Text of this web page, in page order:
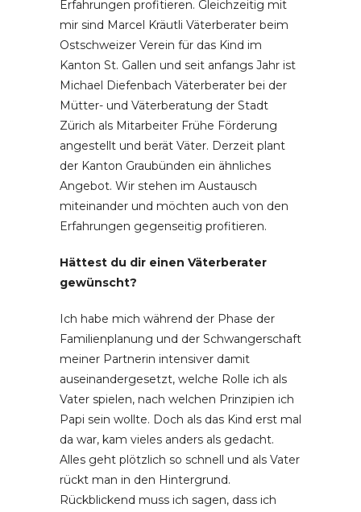
Erfahrungen profitieren. Gleichzeitig mit
mir sind Marcel Kräutli Väterberater beim
Ostschweizer Verein für das Kind im
Kanton St. Gallen und seit anfangs Jahr ist
Michael Diefenbach Väterberater bei der
Mütter- und Väterberatung der Stadt
Zürich als Mitarbeiter Frühe Förderung
angestellt und berät Väter. Derzeit plant
der Kanton Graubünden ein ähnliches
Angebot. Wir stehen im Austausch
miteinander und möchten auch von den
Erfahrungen gegenseitig profitieren.
Hättest du dir einen Väterberater
gewünscht?
Ich habe mich während der Phase der
Familienplanung und der Schwangerschaft
meiner Partnerin intensiver damit
auseinandergesetzt, welche Rolle ich als
Vater spielen, nach welchen Prinzipien ich
Papi sein wollte. Doch als das Kind erst mal
da war, kam vieles anders als gedacht.
Alles geht plötzlich so schnell und als Vater
rückt man in den Hintergrund.
Rückblickend muss ich sagen, dass ich